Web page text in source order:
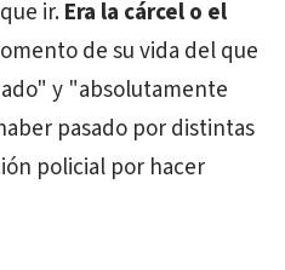
ir.Era la cárcel o el
de su vida del que
y "absolutamente
pasado por distintas
policial por hacer